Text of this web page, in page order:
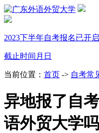
2023下半年自考报名已开启
截止时间 月 日
当前位置： 首页 -> 自考常
异地报了自
语外贸大学